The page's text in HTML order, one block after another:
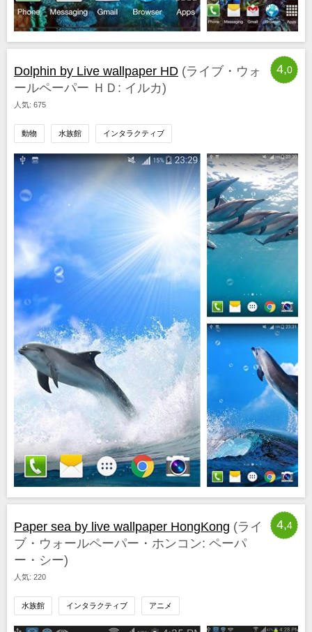
4,0
Dolphin by Live wallpaper HD (ライブ・ウォ
ールペーパー ＨＤ: イルカ)
人気: 675
動物 水族館 インタラクティブ
4,4
Paper sea by live wallpaper HongKong (ライ
ブ・ウォールペーパー・ホンコン: ペーパ
ー・シー)
人気: 220
水族館 インタラクティブ アニメ